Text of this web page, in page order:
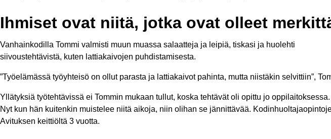
Ihmiset ovat niitä, jotka ovat olleet
Vanhainkodilla Tommi valmisti muun muassa salaatteja ja leipiä, tiskasi ja huolehti
siivoustehtävistä, kuten lattiakaivojen puhdistamisesta.
”Työelämässä työyhteisö on ollut parasta ja lattiakaivot pahinta, mutta niistäkin selvittiin”,
Yllätyksiä työtehtävissä ei Tommin mukaan tullut, koska tehtävät oli opittu jo oppilaitoksessa.
Nyt kun hän kuitenkin muistelee niitä aikoja, niin olihan se jännittävää.
Avituksen keittiöltä 3 vuotta.